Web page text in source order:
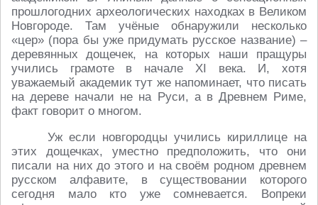
прошлогодних археологических находках в Великом
Новгороде. Там учёные обнаружили несколько
«цер» (пора бы уже придумать русское название) –
деревянных дощечек, на которых наши пращуры
учились грамоте в начале XI века. И, хотя
уважаемый академик тут же напоминает, что писать
на дереве начали не на Руси, а в Древнем Риме,
факт говорит о многом.
Уж если новгородцы учились кириллице на
этих дощечках, уместно предположить, что они
писали на них до этого и на своём родном древнем
русском алфавите, в существовании которого
сегодня мало кто уже сомневается. Вопреки